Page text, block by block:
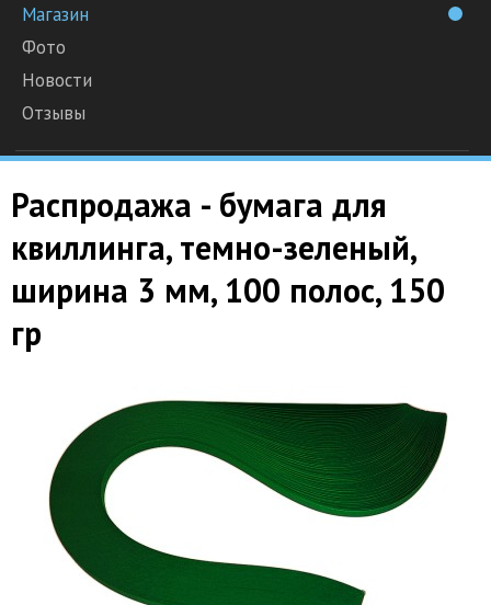
Магазин
Фото
Новости
Отзывы
Распродажа - бумага для
квиллинга, темно-зеленый,
ширина 3 мм, 100 полос, 150
гр